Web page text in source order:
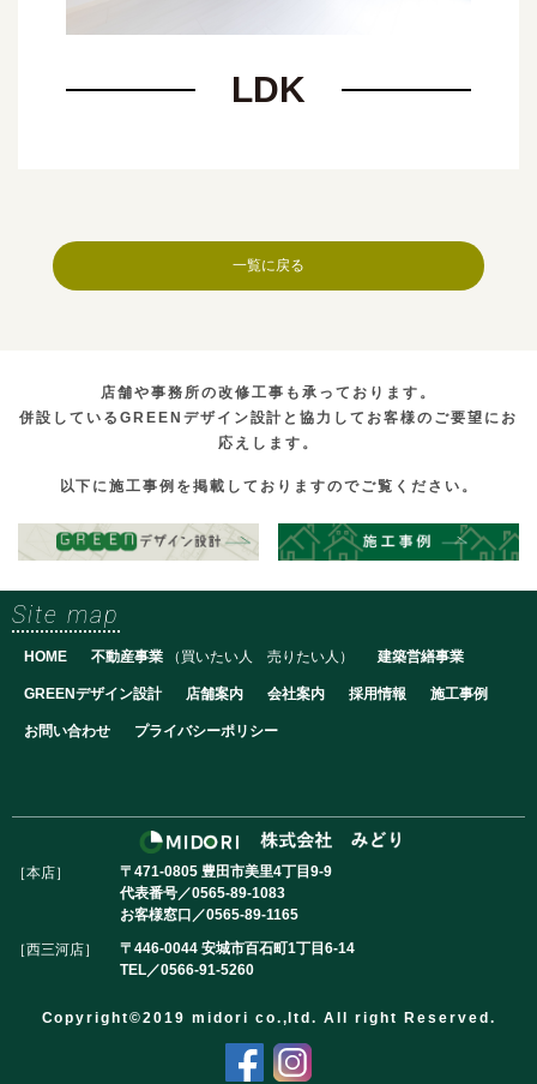
LDK
一覧に戻る
店舗や事務所の改修工事も承っております。
併設しているGREENデザイン設計と協力してお客様のご要望にお
応えします。
以下に施工事例を掲載しておりますのでご覧ください。
Site map
HOME 不動産事業 （ 買いたい人 売りたい人 ） 建築営繕事業
GREENデザイン設計 店舗案内 会社案内 採用情報 施工事例
お問い合わせ プライバシーポリシー
［本店］
〒471-0805 豊田市美里4丁目9-9
代表番号／0565-89-1083
お客様窓口／0565-89-1165
［西三河店］
〒446-0044 安城市百石町1丁目6-14
TEL／0566-91-5260
Copyright©2019 midori co.,ltd. All right Reserved.